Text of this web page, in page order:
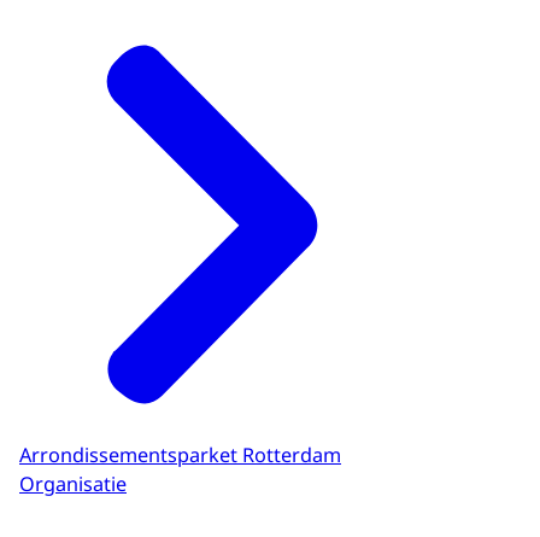
Arrondissementsparket Rotterdam
Organisatie